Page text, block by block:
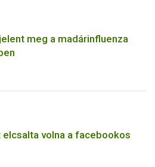
meg a madárinfluenza
volna a facebookos